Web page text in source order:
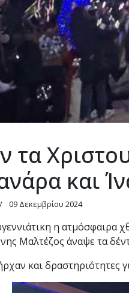
τα
και
09 Δεκεμβρίου 2024
η ατμόσφαιρα
Μαλτέζος άναψε τα
και δραστηριότητες